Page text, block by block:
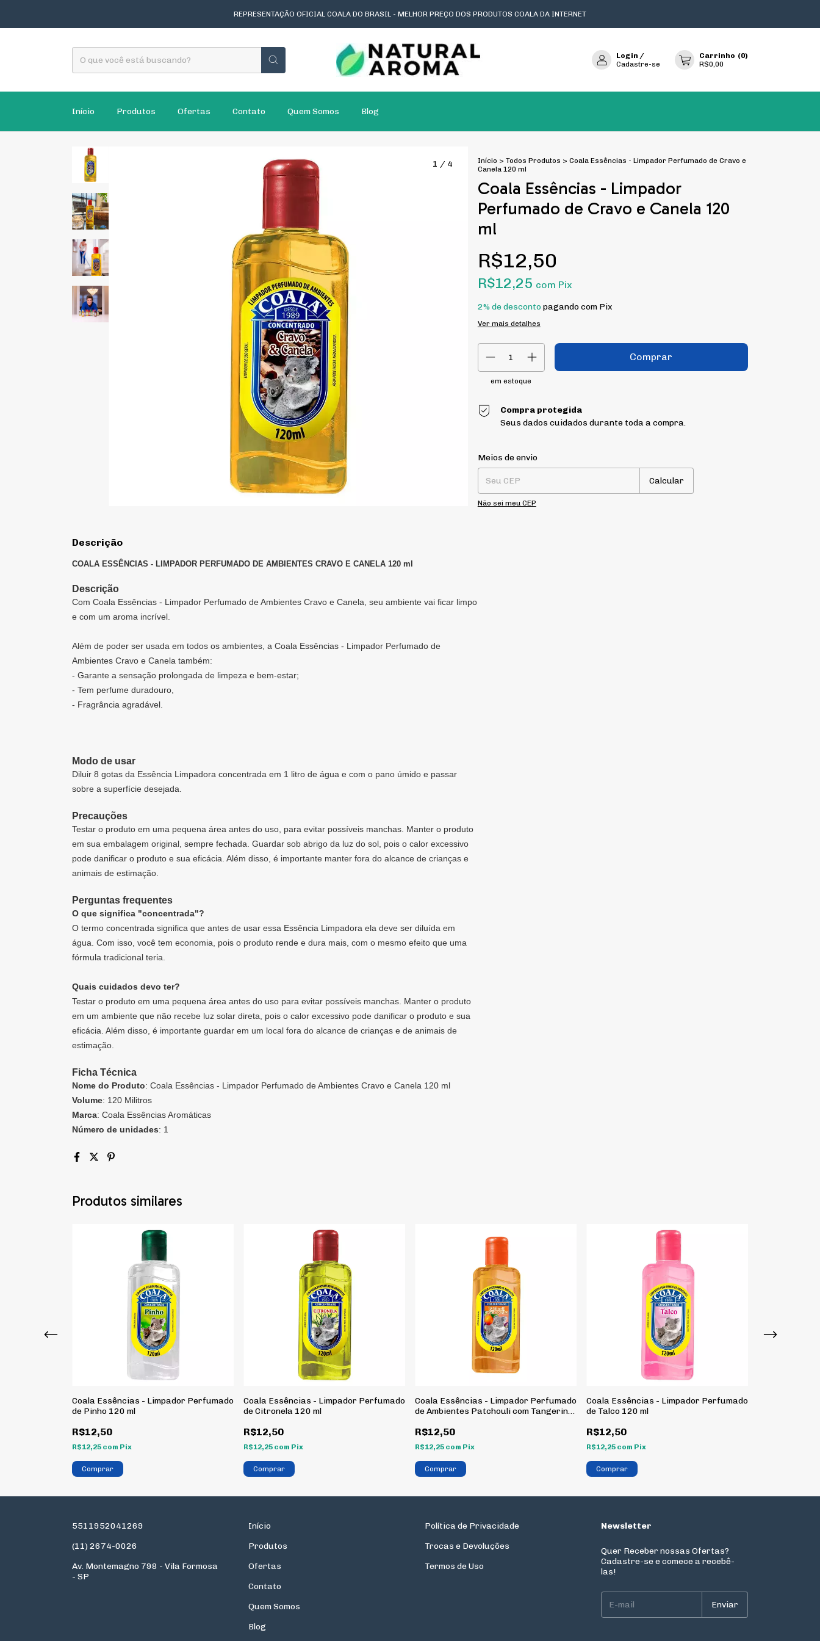
REPRESENTAÇÃO OFICIAL COALA DO BRASIL - MELHOR PREÇO DOS PRODUTOS COALA DA INTERNET
Login /
Cadastre-se
Carrinho (0)
R$0,00
Início Produtos Ofertas Contato Quem Somos Blog
1 / 4 Início > Todos Produtos > Coala Essências - Limpador Perfumado de Cravo e
Canela 120 ml
Coala Essências - Limpador
Perfumado de Cravo e Canela 120
ml
R$12,50
R$12,25 com Pix
2% de descontopagando com Pix
Ver mais detalhes
em estoque
Compra protegida
Seus dados cuidados durante toda a compra.
Entregas para o CEP:
Meios de envio
Calcular
Não sei meu CEP
Descrição
COALA ESSÊNCIAS - LIMPADOR PERFUMADO DE AMBIENTES CRAVO E CANELA 120 ml
Descrição
Com Coala Essências - Limpador Perfumado de Ambientes Cravo e Canela, seu ambiente vai ficar limpo
e com um aroma incrível.
Além de poder ser usada em todos os ambientes, a Coala Essências - Limpador Perfumado de
Ambientes Cravo e Canela também:
- Garante a sensação prolongada de limpeza e bem-estar;
- Tem perfume duradouro,
- Fragrância agradável.
Modo de usar
Diluir 8 gotas da Essência Limpadora concentrada em 1 litro de água e com o pano úmido e passar
sobre a superfície desejada.
Precauções
Testar o produto em uma pequena área antes do uso, para evitar possíveis manchas. Manter o produto
em sua embalagem original, sempre fechada. Guardar sob abrigo da luz do sol, pois o calor excessivo
pode danificar o produto e sua eficácia. Além disso, é importante manter fora do alcance de crianças e
animais de estimação.
Perguntas frequentes
O que significa "concentrada"?
O termo concentrada significa que antes de usar essa Essência Limpadora ela deve ser diluída em
água. Com isso, você tem economia, pois o produto rende e dura mais, com o mesmo efeito que uma
fórmula tradicional teria.
Quais cuidados devo ter?
Testar o produto em uma pequena área antes do uso para evitar possíveis manchas. Manter o produto
em um ambiente que não recebe luz solar direta, pois o calor excessivo pode danificar o produto e sua
eficácia. Além disso, é importante guardar em um local fora do alcance de crianças e de animais de
estimação.
Ficha Técnica
Nome do Produto: Coala Essências - Limpador Perfumado de Ambientes Cravo e Canela 120 ml
Volume: 120 Militros
Marca: Coala Essências Aromáticas
Número de unidades: 1
Produtos similares
Coala Essências - Limpador Perfumado
de Pinho 120 ml
R$12,50
R$12,25 com Pix
Coala Essências - Limpador Perfumado
de Citronela 120 ml
R$12,50
R$12,25 com Pix
Coala Essências - Limpador Perfumado
de Ambientes Patchouli com Tangerina
R$12,50
R$12,25 com Pix
Coala Essências - Limpador Perfumado
de Talco 120 ml
R$12,50
R$12,25 com Pix
5511952041269
(11) 2674-0026
Av. Montemagno 798 - Vila Formosa
- SP
Início
Produtos
Ofertas
Contato
Quem Somos
Blog
Política de Privacidade
Trocas e Devoluções
Termos de Uso
Newsletter
Quer Receber nossas Ofertas?
Cadastre-se e comece a recebê-
las!